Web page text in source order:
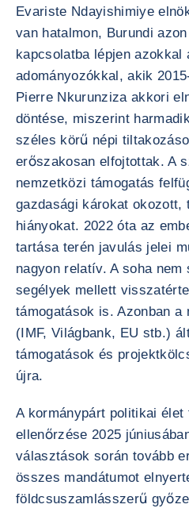
Evariste Ndayishimiye
van hatalmon, Burundi
kapcsolatba lépjen azokkal
adományozókkal, akik
Pierre Nkurunziza akkori
döntése, miszerint
széles körű népi
erőszakosan elfojtottak. A
nemzetközi támogatás
gazdasági károkat okozott,
hiányokat. 2022 óta az
tartása terén javulás jelei
nagyon relatív. A soha
segélyek mellett
támogatások is. Azonban a
(IMF, Világbank, EU stb.)
támogatások és
újra.
A kormánypárt politikai élet
ellenőrzése 2025
választások során tovább
összes mandátumot
földcsuszamlásszerű